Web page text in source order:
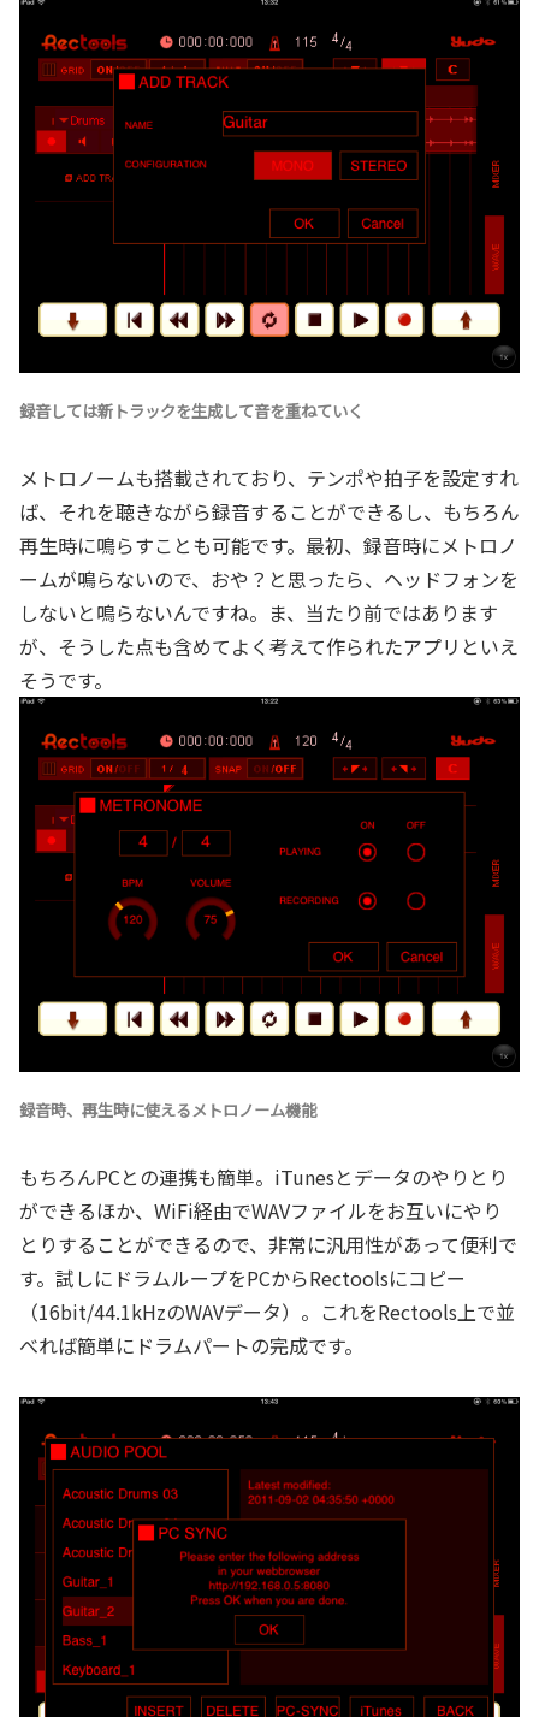
録音しては新トラックを生成して音を重ねていく
メトロノームも搭載されており、テンポや拍子を設定すれ
ば、それを聴きながら録音することができるし、もちろん
再生時に鳴らすことも可能です。最初、録音時にメトロノ
ームが鳴らないので、おや？と思ったら、ヘッドフォンを
しないと鳴らないんですね。ま、当たり前ではあります
が、そうした点も含めてよく考えて作られたアプリといえ
そうです。
録音時、再生時に使えるメトロノーム機能
もちろんPCとの連携も簡単。iTunesとデータのやりとり
ができるほか、WiFi経由でWAVファイルをお互いにやり
とりすることができるので、非常に汎用性があって便利で
す。試しにドラムループをPCからRectoolsにコピー
（16bit/44.1kHzのWAVデータ）。これをRectools上で並
べれば簡単にドラムパートの完成です。